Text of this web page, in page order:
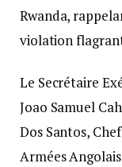
Rwanda,
violation
Le Secrétaire
Joao Samuel
Dos Santos,
Armées